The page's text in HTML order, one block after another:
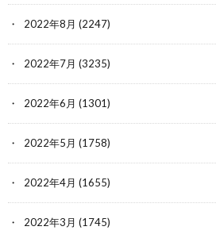
2022年8月 (2247)
2022年7月 (3235)
2022年6月 (1301)
2022年5月 (1758)
2022年4月 (1655)
2022年3月 (1745)